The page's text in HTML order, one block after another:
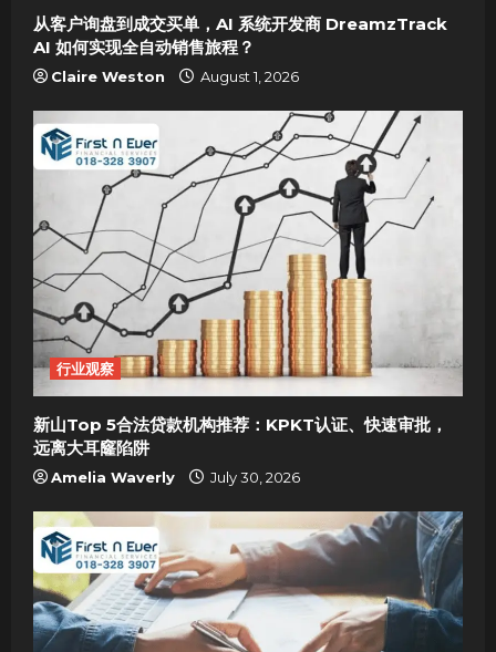
o
n
从客户询盘到成交买单，AI 系统开发商 DreamzTrack
AI 如何实现全自动销售旅程？
Claire Weston August 1, 2026
行业观察
新山Top 5合法贷款机构推荐：KPKT认证、快速审批，
远离大耳窿陷阱
Amelia Waverly July 30, 2026